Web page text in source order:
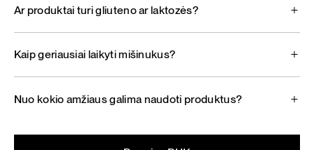
Ar produktai turi gliuteno ar laktozės?
Kaip geriausiai laikyti mišinukus?
Nuo kokio amžiaus galima naudoti produktus?